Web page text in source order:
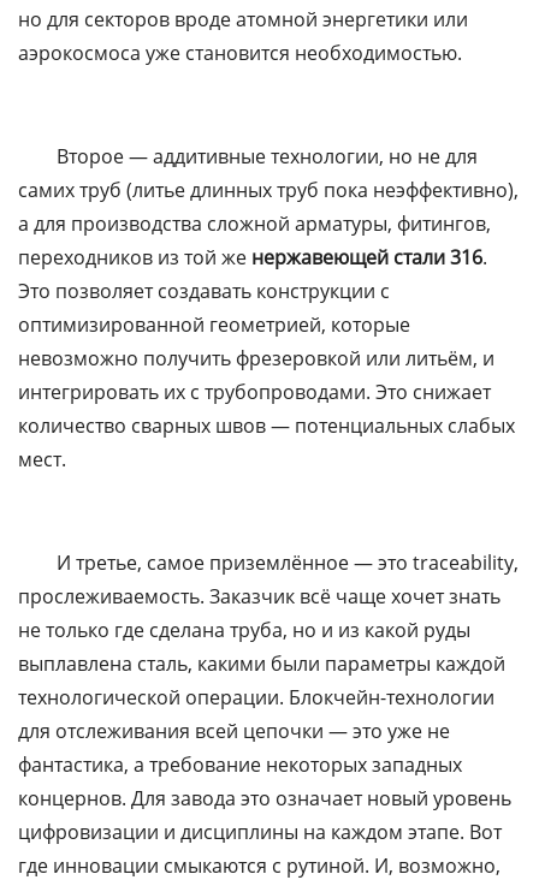
но для секторов вроде атомной энергетики или
аэрокосмоса уже становится необходимостью.
Второе — аддитивные технологии, но не для
самих труб (литье длинных труб пока неэффективно),
а для производства сложной арматуры, фитингов,
переходников из той же нержавеющей стали 316.
Это позволяет создавать конструкции с
оптимизированной геометрией, которые
невозможно получить фрезеровкой или литьём, и
интегрировать их с трубопроводами. Это снижает
количество сварных швов — потенциальных слабых
мест.
И третье, самое приземлённое — это traceability,
прослеживаемость. Заказчик всё чаще хочет знать
не только где сделана труба, но и из какой руды
выплавлена сталь, какими были параметры каждой
технологической операции. Блокчейн-технологии
для отслеживания всей цепочки — это уже не
фантастика, а требование некоторых западных
концернов. Для завода это означает новый уровень
цифровизации и дисциплины на каждом этапе. Вот
где инновации смыкаются с рутиной. И, возможно,